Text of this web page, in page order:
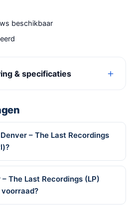
beschikbaar
& specificaties
– The Last Recordings
The Last Recordings (LP)